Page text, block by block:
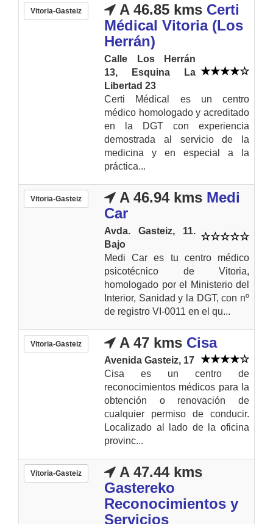
Vitoria-Gasteiz A 46.85 kms Certi
Médical Vitoria (Los
Herrán)
Calle Los Herrán
13, Esquina La
Libertad 23
Certi Médical es un centro
médico homologado y acreditado
en la DGT con experiencia
demostrada al servicio de la
medicina y en especial a la
práctica...
Vitoria-Gasteiz A 46.94 kms Medi
Car
Avda. Gasteiz, 11.
Bajo
Medi Car es tu centro médico
psicotécnico de Vitoria,
homologado por el Ministerio del
Interior, Sanidad y la DGT, con nº
de registro VI-0011 en el qu...
Vitoria-Gasteiz A 47 kms Cisa
Avenida Gasteiz, 17
Cisa es un centro de
reconocimientos médicos para la
obtención o renovación de
cualquier permiso de conducir.
Localizado al lado de la oficina
provinc...
Vitoria-Gasteiz
A 47.44 kms
Gastereko
Reconocimientos y
Servicios